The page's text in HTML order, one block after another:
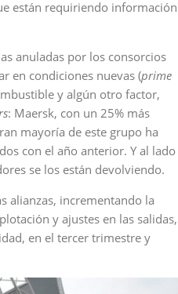
están requiriendo información
anuladas por los consorcios
en condiciones nuevas (prime
y algún otro factor,
: Maersk, con un 25% más
mayoría de este grupo ha
con el año anterior. Y al lado
se los están devolviendo.
alianzas, incrementando la
y ajustes en las salidas,
en el tercer trimestre y